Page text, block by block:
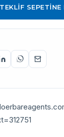
TEKLIF SEPETINE